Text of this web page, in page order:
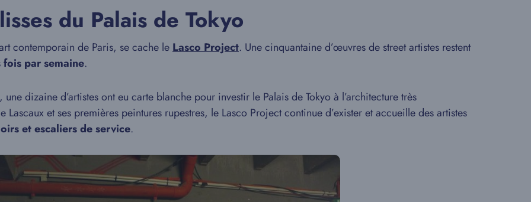
du Palais de Tokyo
contemporain de Paris, se cache le Lasco Project. Une cinquantaine d’œuvres de street artistes restent
par semaine.
dizaine d’artistes ont eu carte blanche pour investir le Palais de Tokyo à l’architecture très
et ses premières peintures rupestres, le Lasco Project continue d’exister et accueille des artistes
et escaliers de service.